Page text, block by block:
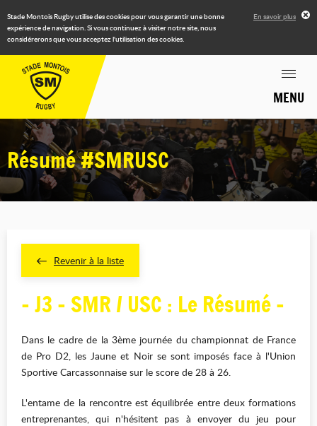
Stade Montois Rugby utilise des cookies pour vous garantir une bonne
expérience de navigation. Si vous continuez à visiter notre site, nous
considérerons que vous acceptez l'utilisation des cookies.
En savoir plus
MENU
Résumé #SMRUSC
Revenir à la liste
- J3 - SMR / USC : Le Résumé -
Dans le cadre de la 3ème journée du championnat de France
de Pro D2, les Jaune et Noir se sont imposés face à l'Union
Sportive Carcassonnaise sur le score de 28 à 26.
L'entame de la rencontre est équilibrée entre deux formations
entreprenantes, qui n'hésitent pas à envoyer du jeu pour